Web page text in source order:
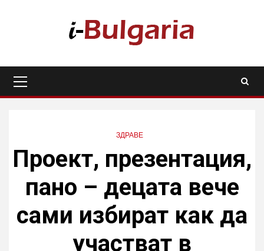
Menu
ЗДРАВЕ
Проект, презентация,
пано – децата вече
сами избират как да
участват в